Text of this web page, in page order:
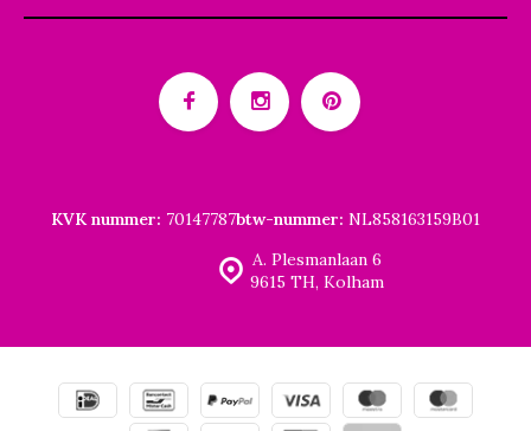
A. Plesmanlaan 6
9615 TH, Kolham
KVK nummer: 70147787btw-nummer: NL858163159B01